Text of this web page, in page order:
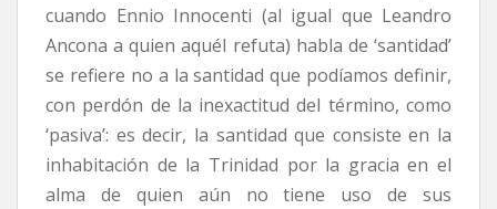
cuando Ennio Innocenti (al igual que Leandro
Ancona a quien aquél refuta) habla de ‘santidad’
se refiere no a la santidad que podíamos definir,
con perdón de la inexactitud del término, como
‘pasiva’: es decir, la santidad que consiste en la
inhabitación de la Trinidad por la gracia en el
alma de quien aún no tiene uso de sus